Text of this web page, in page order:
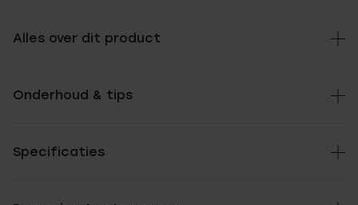
Alles over dit product
Onderhoud & tips
Specificaties